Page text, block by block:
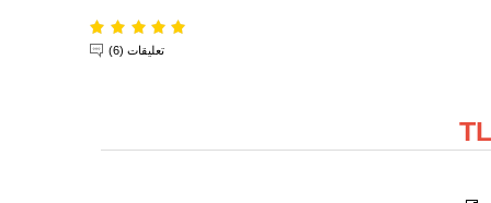
تعليقات (6)